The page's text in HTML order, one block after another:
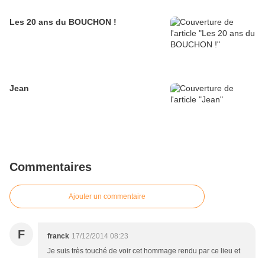
Les 20 ans du BOUCHON !
Jean
Commentaires
Ajouter un commentaire
F franck 17/12/2014 08:23
Je suis très touché de voir cet hommage rendu par ce lieu et